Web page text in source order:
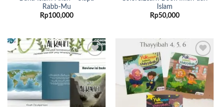
Rabb-Mu
Rp100,000
Islam
Rp50,000
wishlist
Add to
wishlist